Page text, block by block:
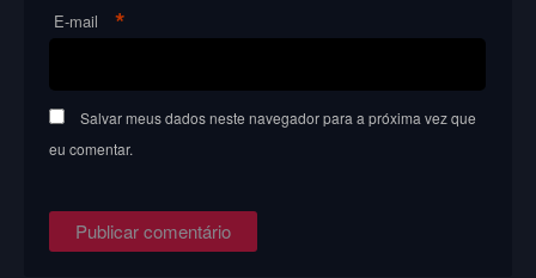
E-mail *
Salvar meus dados neste navegador para a próxima vez que
eu comentar.